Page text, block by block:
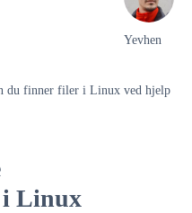
Yevhen
du finner filer i Linux ved hjelp
i Linux